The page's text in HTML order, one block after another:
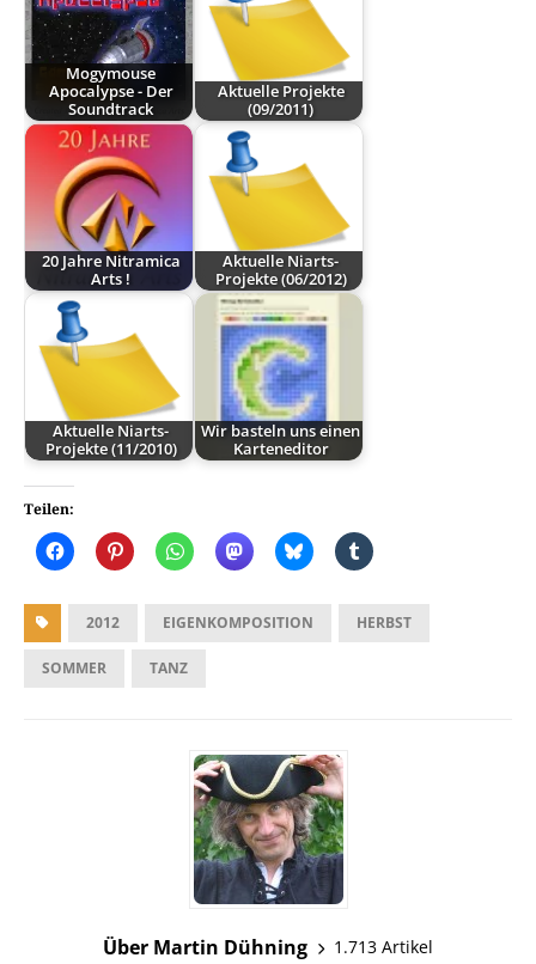
Mogymouse
Apocalypse - Der
Soundtrack
Aktuelle Projekte
(09/2011)
20 Jahre Nitramica
Arts !
Aktuelle Niarts-
Projekte (06/2012)
Aktuelle Niarts-
Projekte (11/2010)
Wir basteln uns einen
Karteneditor
Teilen:
2012 EIGENKOMPOSITION HERBST
SOMMER TANZ
Über Martin Dühning 1.713 Artikel